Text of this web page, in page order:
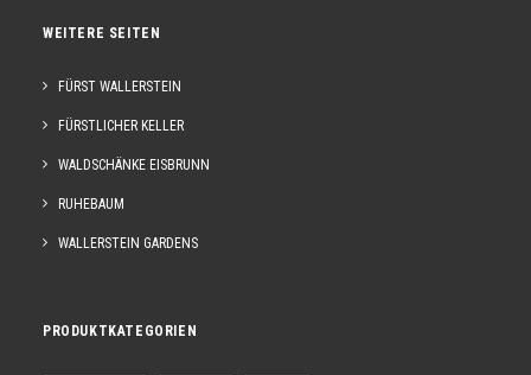
WEITERE SEITEN
FÜRST WALLERSTEIN
FÜRSTLICHER KELLER
WALDSCHÄNKE EISBRUNN
RUHEBAUM
WALLERSTEIN GARDENS
PRODUKTKATEGORIEN